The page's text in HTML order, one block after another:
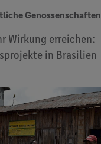
Genossenschaften
Wirkung erreichen:
in Brasilien